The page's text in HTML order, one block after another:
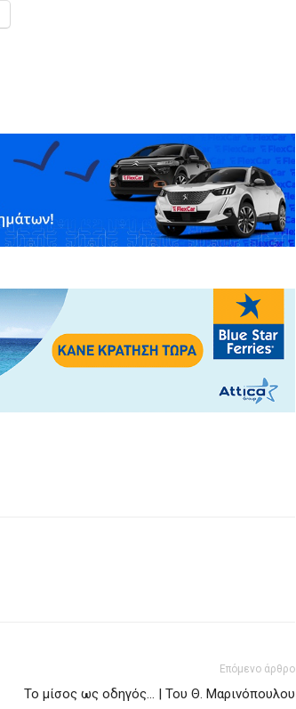
Επόμενο άρθρο
Το μίσος ως οδηγός… | Του Θ. Μαρινόπουλου